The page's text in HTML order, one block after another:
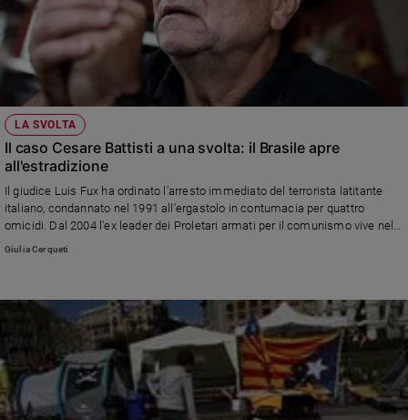
LA SVOLTA
Il caso Cesare Battisti a una svolta: il Brasile apre
all'estradizione
Il giudice Luis Fux ha ordinato l'arresto immediato del terrorista latitante
italiano, condannato nel 1991 all'ergastolo in contumacia per quattro
omicidi. Dal 2004 l'ex leader dei Proletari armati per il comunismo vive nel
Paese latinoamericano. Nel 2010 l'allora presidente Lula gli ha concesso lo
Giulia Cerqueti